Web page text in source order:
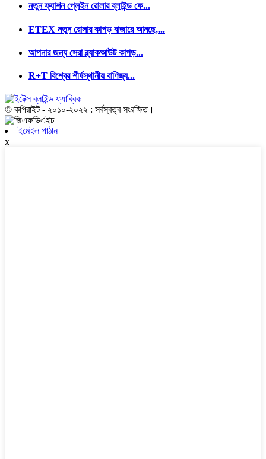
নতুন ফ্যাশন প্লেইন রোলার ব্লাইন্ড ফে...
ETEX নতুন রোলার কাপড় বাজারে আনছে,...
আপনার জন্য সেরা ব্ল্যাকআউট কাপড়...
R+T বিশ্বের শীর্ষস্থানীয় বাণিজ্য...
© কপিরাইট - ২০১০-২০২২ : সর্বস্বত্ব সংরক্ষিত।
ইমেইল পাঠান
x